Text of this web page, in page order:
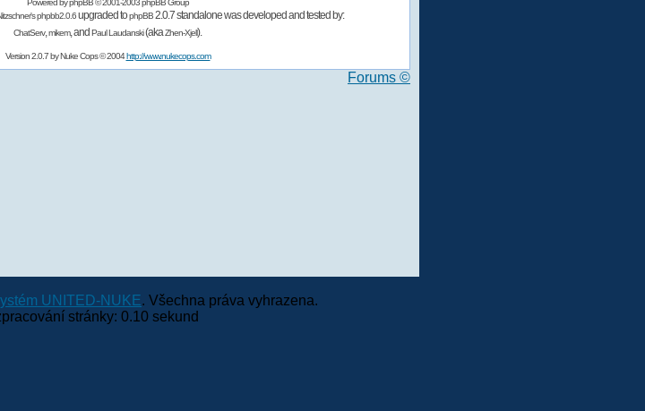
Powered byphpBB© 2001-2003 phpBB Group
phpbb2.0.6upgraded tophpBB2.0.7 standalone was developed and tested by:
ChatServ,mikem,and Paul Laudanski(akaZhen-Xjell).
Version 2.0.7 byNuke Cops© 2004http://www.nukecops.com
Forums ©
UNITED-NUKE. Všechna práva vyhrazena.
stránky: 0.10 sekund